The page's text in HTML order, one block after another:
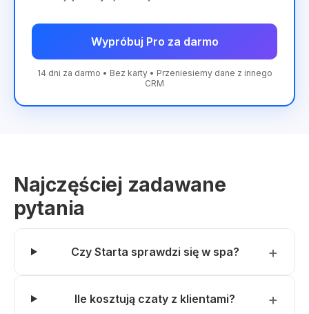
Wypróbuj Pro za darmo
14 dni za darmo • Bez karty • Przeniesiemy dane z innego
CRM
Najczęściej zadawane
pytania
Czy Starta sprawdzi się w spa?
Ile kosztują czaty z klientami?